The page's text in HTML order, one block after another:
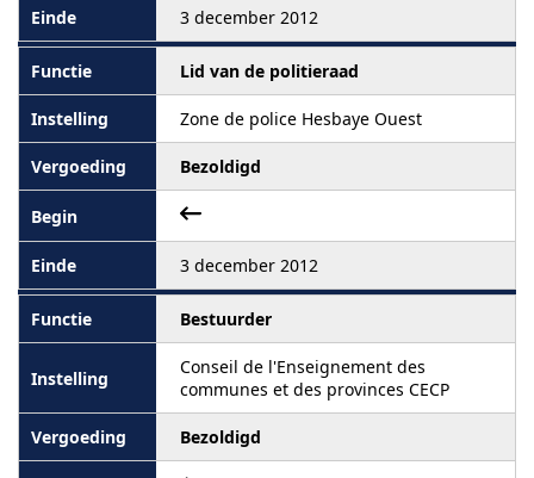
3 december 2012
Lid van de politieraad
Zone de police Hesbaye Ouest
Bezoldigd
3 december 2012
Bestuurder
Conseil de l'Enseignement des
communes et des provinces CECP
Bezoldigd